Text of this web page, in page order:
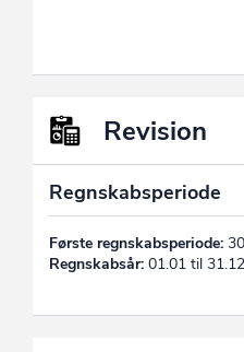
Revision
Regnskabsperiode
Første regnskabsperiode:
Regnskabsår: 01.01 til 31.12